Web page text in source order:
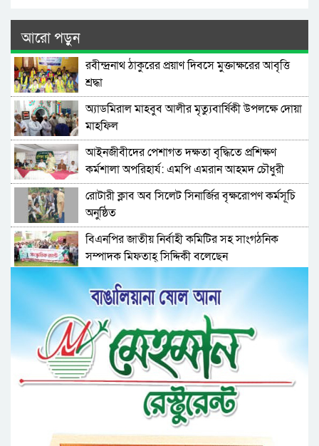
আরো পড়ুন
রবীন্দ্রনাথ ঠাকুরের প্রয়াণ দিবসে মুক্তাক্ষরের আবৃত্তি
শ্রদ্ধা
অ্যাডমিরাল মাহবুব আলীর মৃত্যুবার্ষিকী উপলক্ষে দোয়া
মাহফিল
‎আইনজীবীদের পেশাগত দক্ষতা বৃদ্ধিতে প্রশিক্ষণ
কর্মশালা অপরিহার্য: এমপি এমরান আহমদ চৌধুরী
রোটারী ক্লাব অব সিলেট সিনার্জির বৃক্ষরোপণ কর্মসূচি
অনুষ্ঠিত
বিএনপির জাতীয় নির্বাহী কমিটির সহ সাংগঠনিক
সম্পাদক মিফতাহ্ সিদ্দিকী বলেছেন
সিলেট জেলা জামায়াতে ইসলামীর এ্যাসিস্ট্যান্ট
সেক্রেটারী অধ্যক্ষ নজরুল ইসলাম বলেছেন
সিলেটে গ্যাস সংকট নিয়ে যা বলল জালালাবাদ
প্রতিষ্ঠার এক বছর: গবেষণা, অর্জন ও অঙ্গীকারে নতুন
দিগন্তে মেট্রোপলিটন ইউনিভার্সিটি রিসার্চ সোসাইটি
জেলা পরিষদের প্রশাসক আবুল কাহের চৌধুরী জুলাই
স্মৃতিস্তম্ভে শ্রদ্ধা নিবেদন